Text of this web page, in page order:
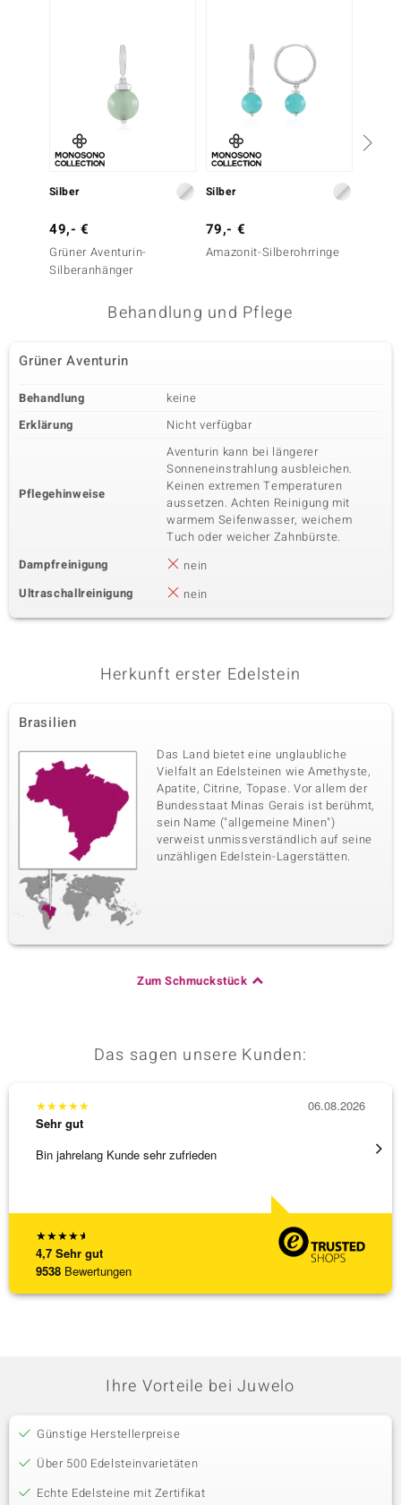
Silber
49,- €
Grüner Aventurin-
Silberanhänger
Silber
79,- €
Amazonit-Silberohrringe
Behandlung und Pflege
Grüner Aventurin
Behandlung
keine
Erklärung
Nicht verfügbar
Pflegehinweise
Aventurin kann bei längerer
Sonneneinstrahlung ausbleichen.
Keinen extremen Temperaturen
aussetzen. Achten Reinigung mit
warmem Seifenwasser, weichem
Tuch oder weicher Zahnbürste.
Dampfreinigung
nein
Ultraschallreinigung
nein
Herkunft erster Edelstein
Brasilien
Das Land bietet eine unglaubliche
Vielfalt an Edelsteinen wie Amethyste,
Apatite, Citrine, Topase. Vor allem der
Bundesstaat Minas Gerais ist berühmt,
sein Name ("allgemeine Minen")
verweist unmissverständlich auf seine
unzähligen Edelstein-Lagerstätten.
Zum Schmuckstück
Das sagen unsere Kunden:
★★★★★
4,7 Sehr gut
9538 Bewertungen
★★★★★
Sehr gut
Bin jahrelang Kunde sehr zufrieden
06.08.2026
Ihre Vorteile bei Juwelo
Günstige Herstellerpreise
Über 500 Edelsteinvarietäten
Echte Edelsteine mit Zertifikat